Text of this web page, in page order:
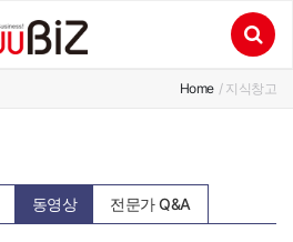
Home / 지식창고
동영상 전문가 Q&A